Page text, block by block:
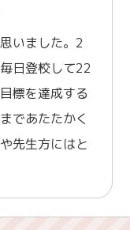
いました。2
日登校して22
標を達成する
であたたかく
先生方にはと